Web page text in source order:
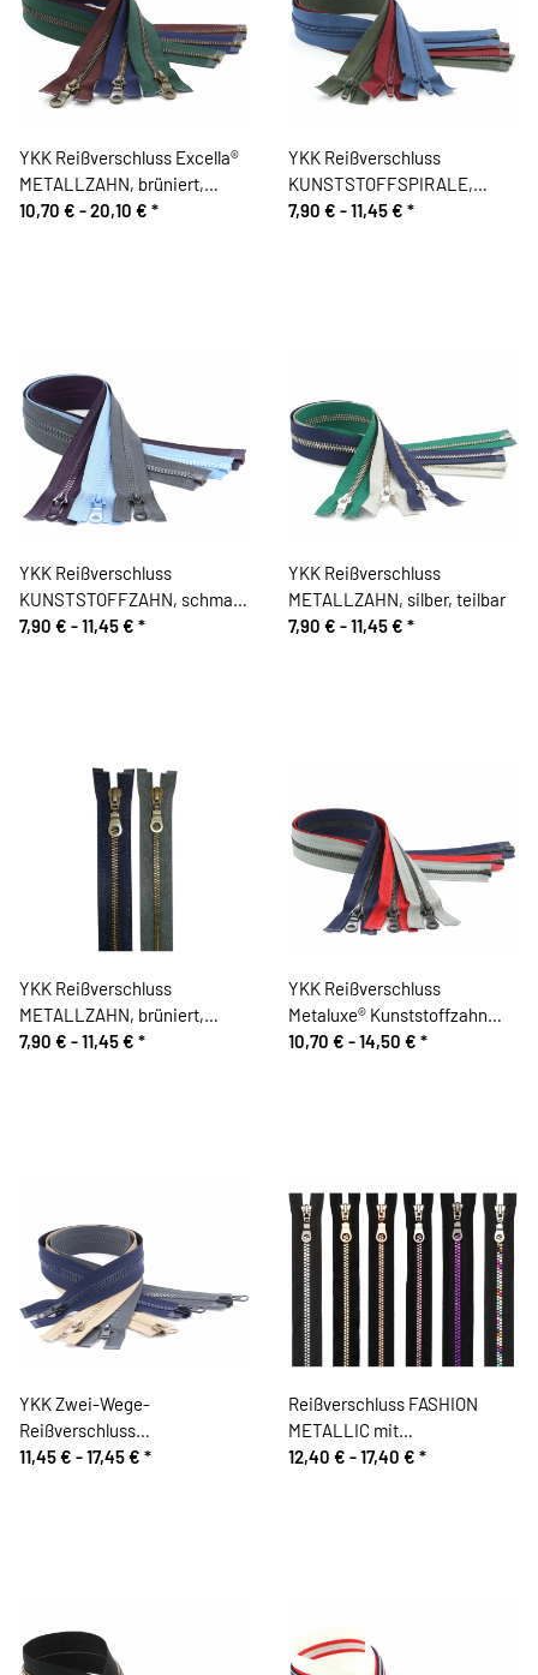
YKK Reißverschluss Excella®
METALLZAHN, brüniert,
teilbar
10,70 € -20,10 € *
YKK Reißverschluss
KUNSTSTOFFSPIRALE,
teilbar
7,90 € -11,45 € *
YKK Reißverschluss
KUNSTSTOFFZAHN, schmal,
teilbar
7,90 € -11,45 € *
YKK Reißverschluss
METALLZAHN, silber, teilbar
7,90 € -11,45 € *
YKK Reißverschluss
METALLZAHN, brüniert,
teilbar
7,90 € -11,45 € *
YKK Reißverschluss
Metaluxe® Kunststoffzahn
Metalloptik, teilbar
10,70 € -14,50 € *
YKK Zwei-Wege-
Reißverschluss
Kunststoffzahn
11,45 € -17,45 € *
Reißverschluss FASHION
METALLIC mit
Kunststoffzahn, teilbar, Prym
12,40 € -17,40 € *